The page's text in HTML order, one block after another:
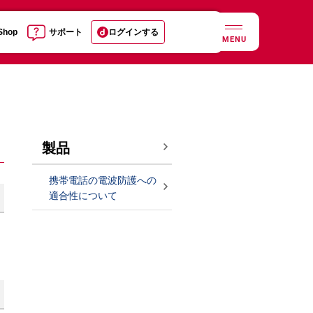
サポート ログインする
MENU
製品
携帯電話の電波防護への
適合性について